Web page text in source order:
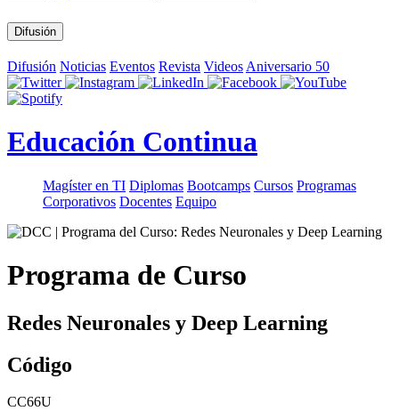
Difusión
Difusión Noticias Eventos Revista Videos Aniversario 50
Educación Continua
Magíster en TI Diplomas Bootcamps Cursos Programas
Corporativos Docentes Equipo
Programa de Curso
Redes Neuronales y Deep Learning
Código
CC66U